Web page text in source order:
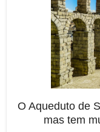
O Aqueduto de
mas tem